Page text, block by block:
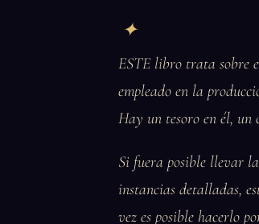
ESTE libro trata sobre
empleado en la
Hay un tesoro en él, un
Si fuera posible llevar
instancias detalladas,
vez es posible hacerlo